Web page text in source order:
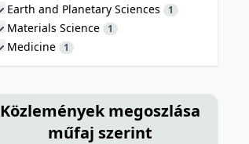
Earth and Planetary Sciences 1
Materials Science 1
Medicine 1
Közlemények megoszlása
műfaj szerint